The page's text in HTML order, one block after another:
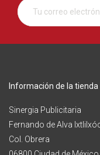
Información de la tienda
Sinergia Publicitaria
Fernando de Alva
Col. Obrera